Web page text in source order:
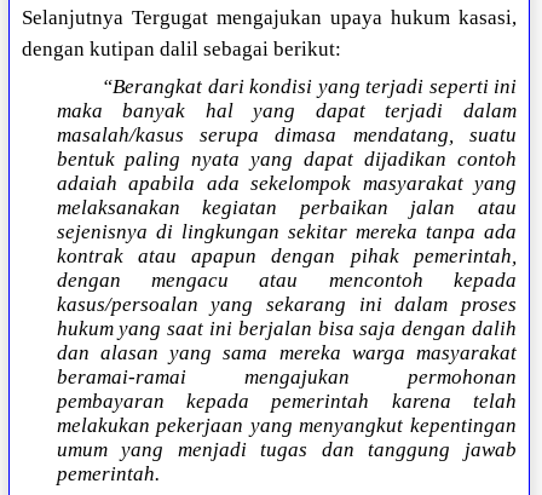
Selanjutnya Tergugat mengajukan upaya hukum kasasi,
dengan kutipan dalil sebagai berikut:
“Berangkat dari kondisi yang terjadi seperti ini
maka banyak hal yang dapat terjadi dalam
masalah/kasus serupa dimasa mendatang, suatu
bentuk paling nyata yang dapat dijadikan contoh
adaiah apabila ada sekelompok masyarakat yang
melaksanakan kegiatan perbaikan jalan atau
sejenisnya di lingkungan sekitar mereka tanpa ada
kontrak atau apapun dengan pihak pemerintah,
dengan mengacu atau mencontoh kepada
kasus/persoalan yang sekarang ini dalam proses
hukum yang saat ini berjalan bisa saja dengan dalih
dan alasan yang sama mereka warga masyarakat
beramai-ramai mengajukan permohonan
pembayaran kepada pemerintah karena telah
melakukan pekerjaan yang menyangkut kepentingan
umum yang menjadi tugas dan tanggung jawab
pemerintah.